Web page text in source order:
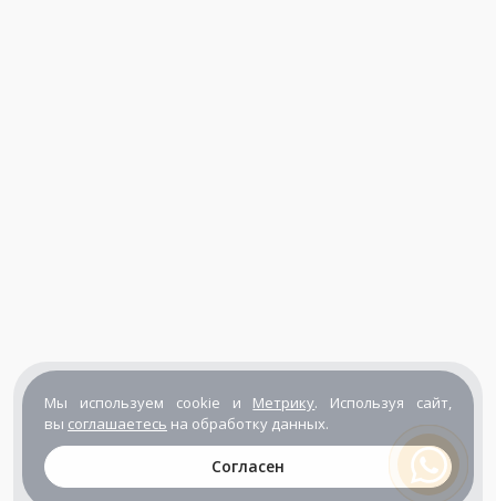
Мы используем cookie и Метрику. Используя сайт,
вы соглашаетесь на обработку данных.
Согласен